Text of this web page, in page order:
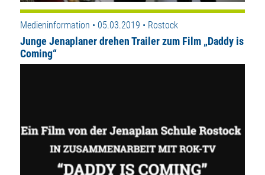
Medieninformation • 05.03.2019 • Rostock
Junge Jenaplaner drehen Trailer zum Film „Daddy is
Coming“